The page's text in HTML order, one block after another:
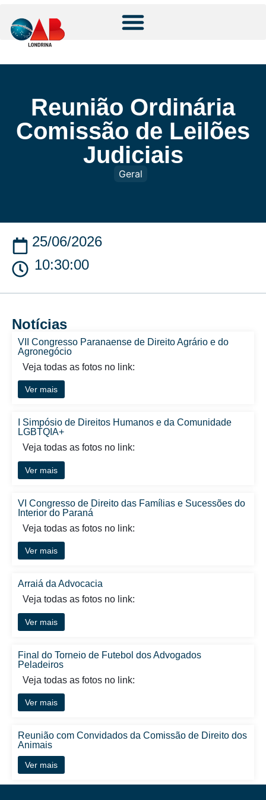
Reunião Ordinária
Comissão de Leilões
Judiciais
Geral
25/06/2026
10:30:00
Notícias
VII Congresso Paranaense de Direito Agrário e do
Agronegócio
Veja todas as fotos no link:
Ver mais
I Simpósio de Direitos Humanos e da Comunidade
LGBTQIA+
Veja todas as fotos no link:
Ver mais
VI Congresso de Direito das Famílias e Sucessões do
Interior do Paraná
Veja todas as fotos no link:
Ver mais
Arraiá da Advocacia
Veja todas as fotos no link:
Ver mais
Final do Torneio de Futebol dos Advogados
Peladeiros
Veja todas as fotos no link:
Ver mais
Reunião com Convidados da Comissão de Direito dos
Animais
Ver mais